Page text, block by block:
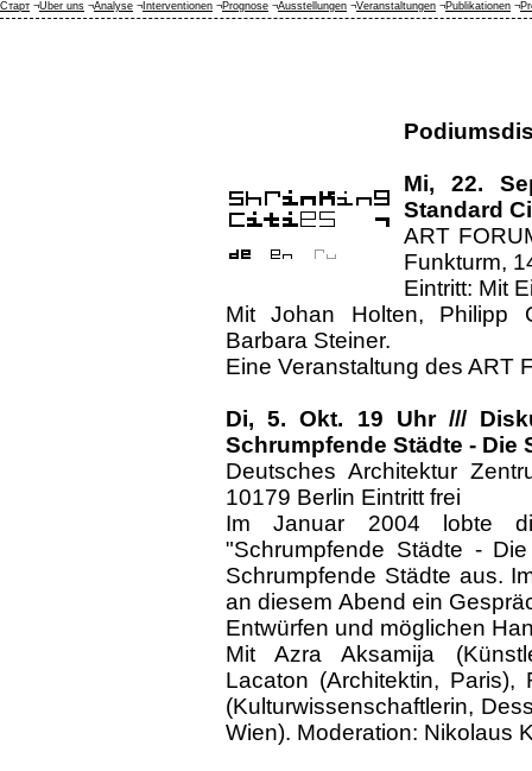
Mi, 22.
Standard
ART
Funkturm,
Eintritt: Mit
Mit Johan Holten, Philipp
Barbara Steiner.
Eine Veranstaltung des ART
Di, 5. Okt. 19 Uhr ///
Schrumpfende Städte - Die
Deutsches Architektur
10179 Berlin Eintritt frei
Im Januar 2004 lobte
"Schrumpfende Städte -
Schrumpfende Städte aus.
an diesem Abend ein
Entwürfen und möglichen
Mit Azra Aksamija
Lacaton (Architektin, Paris),
(Kulturwissenschaftlerin,
Wien). Moderation: Nikolaus
Старт ¬Über uns ¬Analyse ¬ Interventionen ¬Prognose ¬Ausstellungen ¬Veranstaltungen ¬Publikationen ¬